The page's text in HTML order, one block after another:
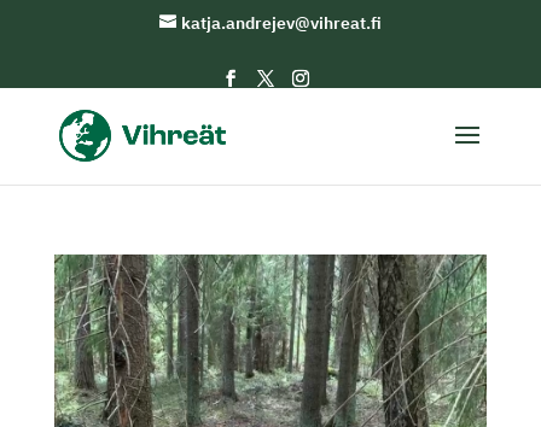
katja.andrejev@vihreat.fi